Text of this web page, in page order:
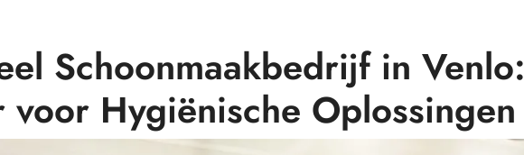
Schoonmaakbedrijf in Venlo:
voor Hygiënische Oplossingen